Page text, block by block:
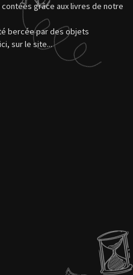
grâce aux livres de notre
bercée par des objets
sur le site...